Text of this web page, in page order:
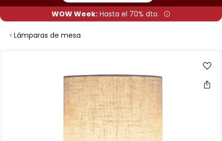
WOW Week: Hasta el 70% dto.
Lámparas de mesa